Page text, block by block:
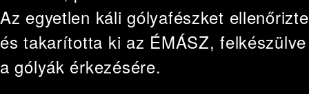
Az egyetlen káli gólyafészket ellenőrizte
és takarította ki az ÉMÁSZ, felkészülve
a gólyák érkezésére.